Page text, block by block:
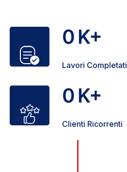
0K+
Lavori Completati
0K+
Clienti Ricorrenti